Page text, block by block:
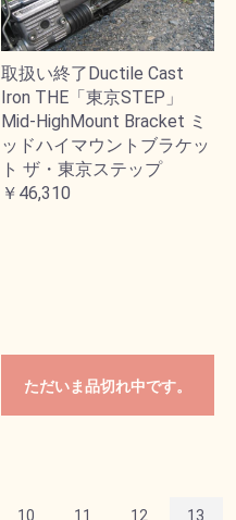
取扱い終了Ductile Cast
Iron THE「東京STEP」
Mid-HighMount Bracket ミ
ッドハイマウントブラケッ
ト ザ・東京ステップ
￥46,310
ただいま品切れ中です。
10 11 12 13